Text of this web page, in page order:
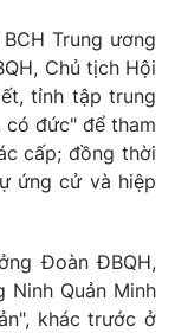
Trung ương
Chủ tịch Hội
tỉnh tập trung
đức" để tham
cấp; đồng thời
ứng cử và hiệp
Đoàn ĐBQH,
Ninh Quản Minh
khác trước ở